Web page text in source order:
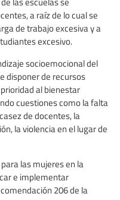
a raíz de lo cual se
de trabajo excesiva y a
excesivo.
socioemocional del
disponer de recursos
al bienestar
cuestiones como la falta
de docentes, la
la violencia en el lugar de
las mujeres en la
e implementar
206 de la